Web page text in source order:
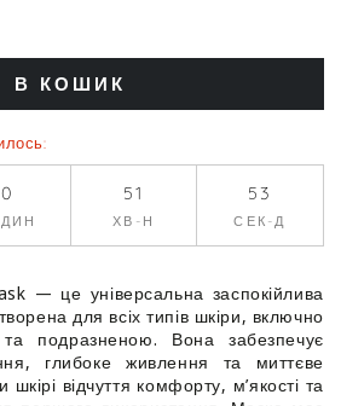
В КОШИК
0 51
ХВ-Н
53
СЕК-Д
— це універсальна заспокійлива
для всіх типів шкіри, включно
подразненою. Вона забезпечує
глибоке живлення та миттєве
відчуття комфорту, м’якості та